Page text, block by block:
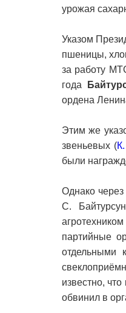
урожая
Указом
пшеницы,
за работу
года
ордена
Этим же
звеньевых (
были
Однако
С.
партийные
отдельными
известно,
обвинил в